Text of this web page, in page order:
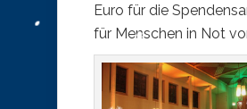
Euro für die
für Menschen in Not